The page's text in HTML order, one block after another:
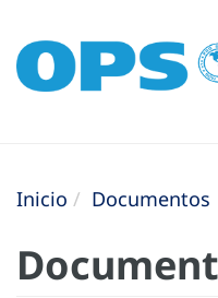
Inicio Documentos